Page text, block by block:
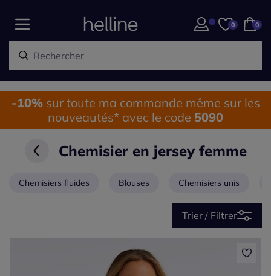
0 0
-10%sur toute ma commande même sur les
nouveautés* avec le code 5090
Chemisier en jersey femme
Chemisiers fluides Blouses Chemisiers unis
Trier / Filtrer